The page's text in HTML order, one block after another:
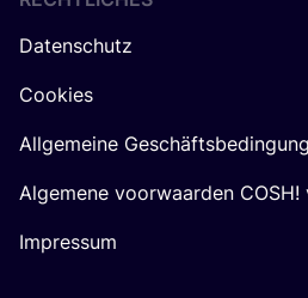
Datenschutz
Cookies
Allgemeine
Algemene voorwaarden
Impressum